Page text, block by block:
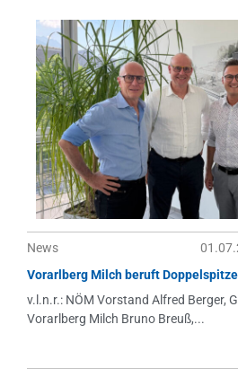
News
Vorarlberg Milch beruft Doppelspitze
v.l.n.r.: NÖM Vorstand Alfred Berger,
Vorarlberg Milch Bruno Breuß,...